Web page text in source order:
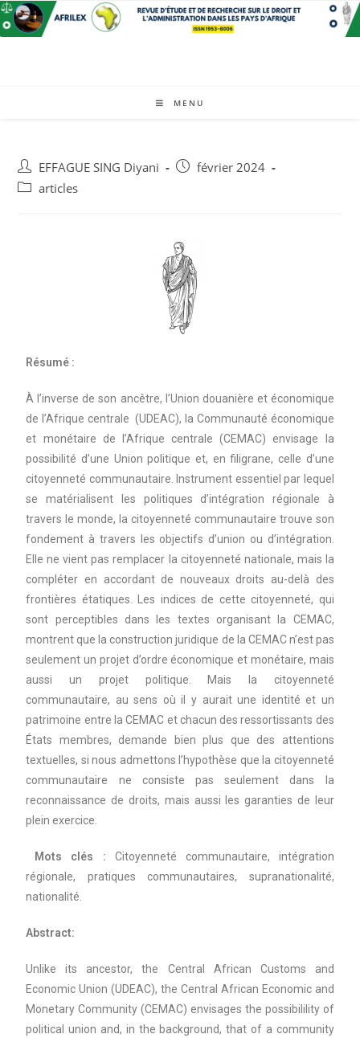
MENU
EFFAGUE SING Diyani
février 2024
articles
Résumé :
À l’inverse de son ancêtre, l’Union douanière et économique
de l’Afrique centrale (UDEAC), la Communauté économique
et monétaire de l’Afrique centrale (CEMAC) envisage la
possibilité d’une Union politique et, en filigrane, celle d’une
citoyenneté communautaire. Instrument essentiel par lequel
se matérialisent les politiques d’intégration régionale à
travers le monde, la citoyenneté communautaire trouve son
fondement à travers les objectifs d’union ou d’intégration.
Elle ne vient pas remplacer la citoyenneté nationale, mais la
compléter en accordant de nouveaux droits au-delà des
frontières étatiques. Les indices de cette citoyenneté, qui
sont perceptibles dans les textes organisant la CEMAC,
montrent que la construction juridique de la CEMAC n’est pas
seulement un projet d’ordre économique et monétaire, mais
aussi un projet politique. Mais la citoyenneté
communautaire, au sens où il y aurait une identité et un
patrimoine entre la CEMAC et chacun des ressortissants des
États membres, demande bien plus que des attentions
textuelles, si nous admettons l’hypothèse que la citoyenneté
communautaire ne consiste pas seulement dans la
reconnaissance de droits, mais aussi les garanties de leur
plein exercice.
Mots clés : Citoyenneté communautaire, intégration
régionale, pratiques communautaires, supranationalité,
nationalité.
Abstract:
Unlike its ancestor, the Central African Customs and
Economic Union (UDEAC), the Central African Economic and
Monetary Community (CEMAC) envisages the possibilility of
political union and, in the background, that of a community